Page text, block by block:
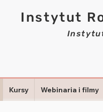
Instytut
Kursy Webinaria i filmy